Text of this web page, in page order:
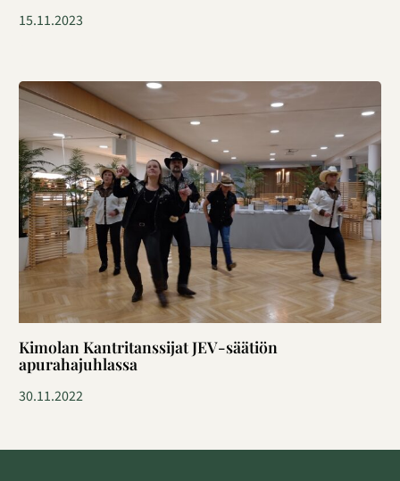
15.11.2023
Kimolan Kantritanssijat JEV-säätiön
apurahajuhlassa
30.11.2022